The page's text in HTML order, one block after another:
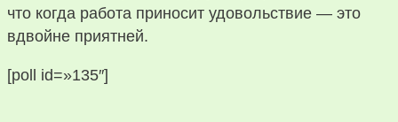
что когда работа приносит удовольствие — это
вдвойне приятней.
[poll id=»135″]